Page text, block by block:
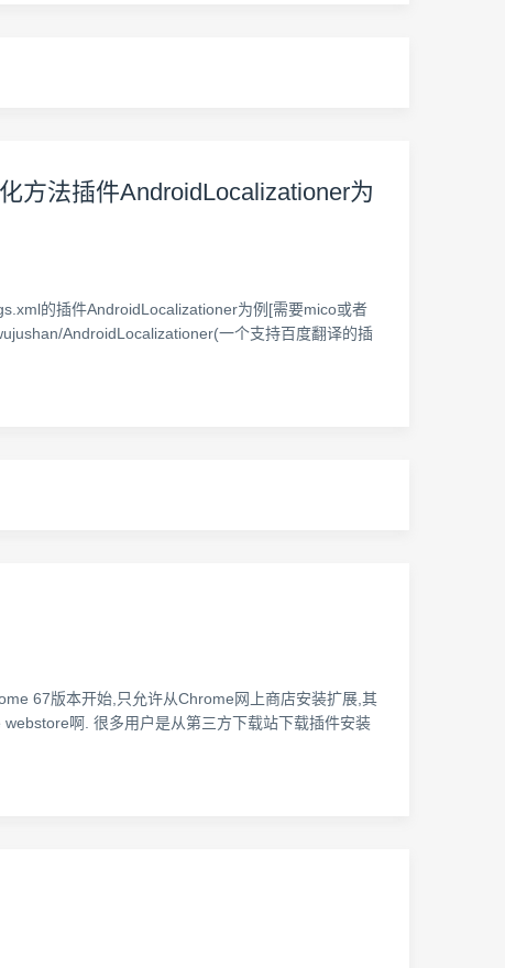
方法插件AndroidLocalizationer为
的插件AndroidLocalizationer为例[需要mico或者
AndroidLocalizationer(一个支持百度翻译的插
67版本开始,只允许从Chrome网上商店安装扩展,其
啊. 很多用户是从第三方下载站下载插件安装